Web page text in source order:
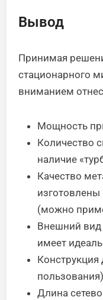
Вывод
Принимая
стационарного
вниманием
Мощность
Количество
наличие
Качество
изготовлены
(можно
Внешний вид
имеет
Конструкция
Длина